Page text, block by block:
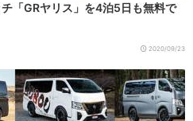
「GRヤリス」を4泊5日も無料で
2020/09/23